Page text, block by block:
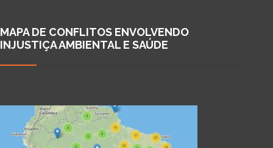
MAPA DE CONFLITOS ENVOLVENDO
INJUSTIÇA AMBIENTAL E SAÚDE